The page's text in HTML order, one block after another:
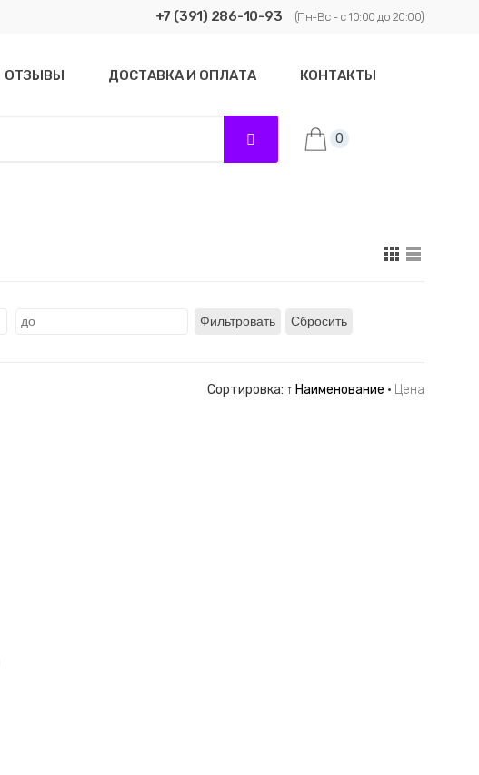
+7 (391) 286-10-93 (Пн-Вс - с 10:00 до 20:00)
ОТЗЫВЫ ДОСТАВКА И ОПЛАТА КОНТАКТЫ
0
Фильтровать Сбросить
Сортировка: ↑ Наименование · Цена